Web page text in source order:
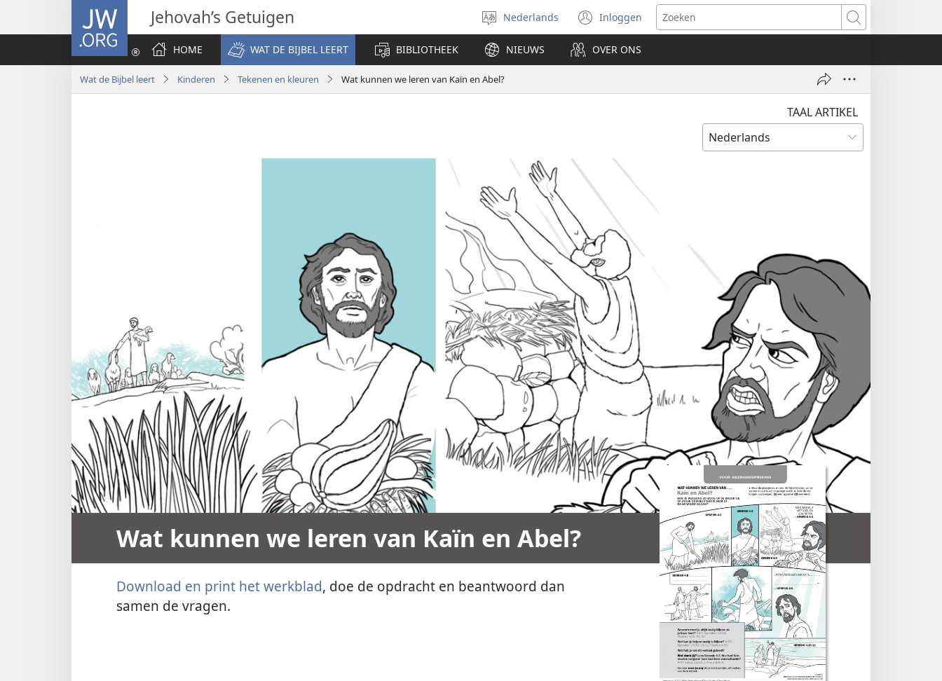
JW.ORG Jehovah’s Getuigen
Taal
selecteren
Nederlands Inloggen
(opent
nieuw
venster)
Zoeken
HOME
WAT DE BIJBEL LEERT BIBLIOTHEEK NIEUWS OVER ONS
Wat de Bijbel leert Kinderen Tekenen en kleuren Wat kunnen we leren van Kaïn en Abel?
TAAL ARTIKEL
Wat kunnen we leren van Kaïn en Abel?
Download en print het werkblad, doe de opdracht en beantwoord dan
samen de vragen.